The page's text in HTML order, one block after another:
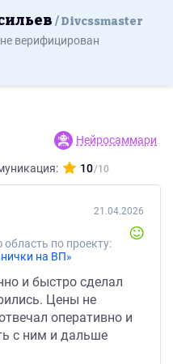
Divcssmaster
верифицирован
Нейросаммари
10
по проекту:
на ВП»
21.04.2026
и быстро сделал
Цены не
оперативно и
с ним и дальше